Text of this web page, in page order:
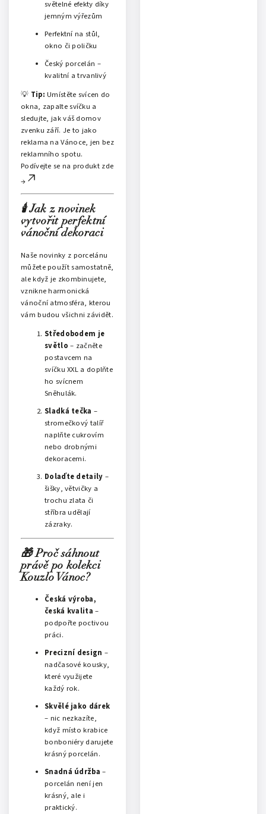
světelné efekty díky
jemným výřezům
Perfektní na stůl,
okno či poličku
Český porcelán –
kvalitní a trvanlivý
💡 Tip: Umístěte svícen do
okna, zapalte svíčku a
sledujte, jak váš domov
zvenku září. Je to jako
reklama na Vánoce, jen bez
reklamního spotu.
Podívejte se na produkt zde
→
🕯️ Jak z novinek
vytvořit perfektní
vánoční dekoraci
Naše novinky z porcelánu
můžete použít samostatně,
ale když je zkombinujete,
vznikne harmonická
vánoční atmosféra, kterou
vám budou všichni závidět.
Středobodem je
světlo – začněte
postavcem na
svíčku XXL a doplňte
ho svícnem
Sněhulák.
Sladká tečka –
stromečkový talíř
naplňte cukrovím
nebo drobnými
dekoracemi.
Dolaďte detaily –
šišky, větvičky a
trochu zlata či
stříbra udělají
zázraky.
🎁 Proč sáhnout
právě po kolekci
Kouzlo Vánoc?
Česká výroba,
česká kvalita –
podpořte poctivou
práci.
Precizní design –
nadčasové kousky,
které využijete
každý rok.
Skvělé jako dárek
– nic nezkazíte,
když místo krabice
bonboniéry darujete
krásný porcelán.
Snadná údržba –
porcelán není jen
krásný, ale i
praktický.